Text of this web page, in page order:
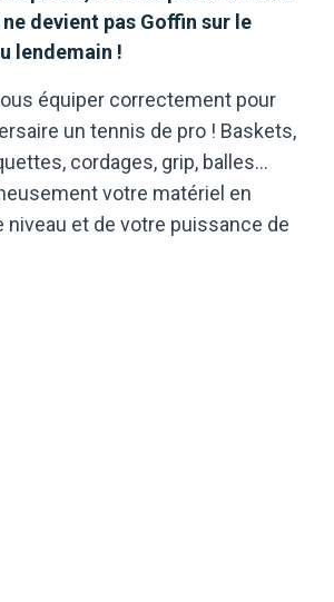
devient pas Goffin sur le
lendemain !
équiper correctement pour
un tennis de pro ! Baskets,
cordages, grip, balles...
votre matériel en
et de votre puissance de